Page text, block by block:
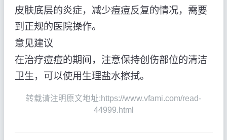
皮肤底层的炎症，减少痘痘反复的情况，需要
到正规的医院操作。
意见建议
在治疗痘痘的期间，注意保持创伤部位的清洁
卫生，可以使用生理盐水擦拭。
转载请注明原文地址:https://www.vfami.com/read-
44999.html